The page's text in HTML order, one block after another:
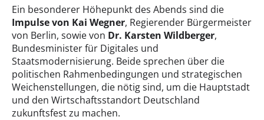
Ein besonderer Höhepunkt des Abends sind die
Impulse von Kai Wegner, Regierender Bürgermeister
von Berlin, sowie von Dr. Karsten Wildberger,
Bundesminister für Digitales und
Staatsmodernisierung. Beide sprechen über die
politischen Rahmenbedingungen und strategischen
Weichenstellungen, die nötig sind, um die Hauptstadt
und den Wirtschaftsstandort Deutschland
zukunftsfest zu machen.